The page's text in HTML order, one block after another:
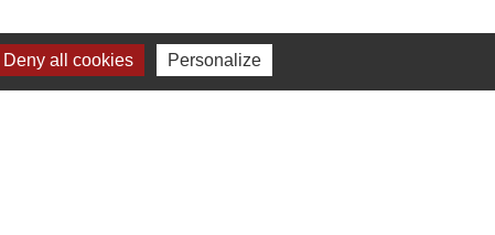
Deny all cookies Personalize